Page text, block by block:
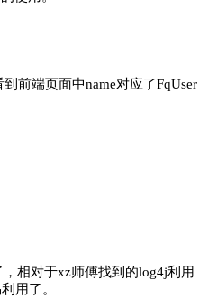
到前端页面中name对应了FqUser
，相对于xz师傅找到的log4j利用
用了 。